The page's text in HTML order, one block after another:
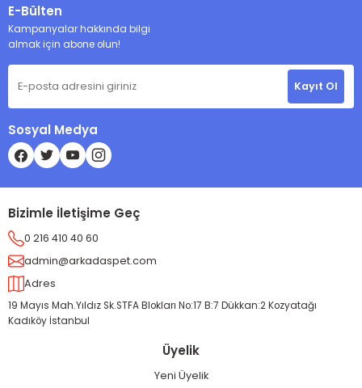
E-Bülten
Kampanyalar hakkında bilgi
almak için abone olun!
Kayıt Ol
Sosyal Medya
Bizimle İletişime Geç
0 216 410 40 60
admin@arkadaspet.com
Adres
19 Mayıs Mah.Yıldız Sk.STFA Blokları No:17 B:7 Dükkan:2 Kozyatağı
Kadıköy İstanbul
Üyelik
Yeni Üyelik